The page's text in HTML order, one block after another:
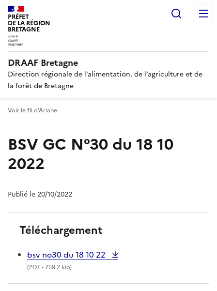
PRÉFET
DE LA RÉGION
BRETAGNE
DRAAF Bretagne
Direction régionale de l’alimentation, de l’agriculture et de
la forêt de Bretagne
Voir le fil d'Ariane
BSV GC N°30 du 18 10
2022
Publié le 20/10/2022
Téléchargement
bsv no30 du 18 10 22
(PDF- 759.2 kio)